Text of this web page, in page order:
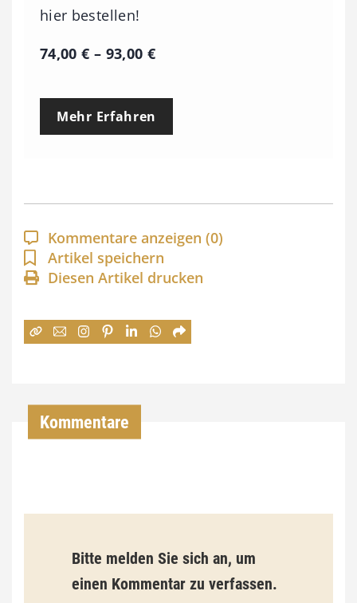
hier bestellen!
74,00€ – 93,00 €P
e
p
a
n
n
:
€
i
s
Mehr Erfahren
Kommentare anzeigen (0)
Artikel speichern
Diesen Artikel drucken
Kommentare
Bitte melden Sie sich an, um
einen Kommentar zu verfassen.